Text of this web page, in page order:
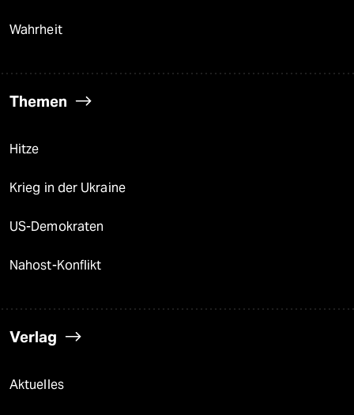
Wahrheit
Themen
Hitze
Krieg in der Ukraine
US-Demokraten
Nahost-Konflikt
Verlag
Aktuelles